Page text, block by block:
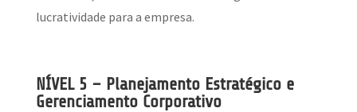
lucratividade para a empresa.
NÍVEL 5 – Planejamento Estratégico e
Gerenciamento Corporativo